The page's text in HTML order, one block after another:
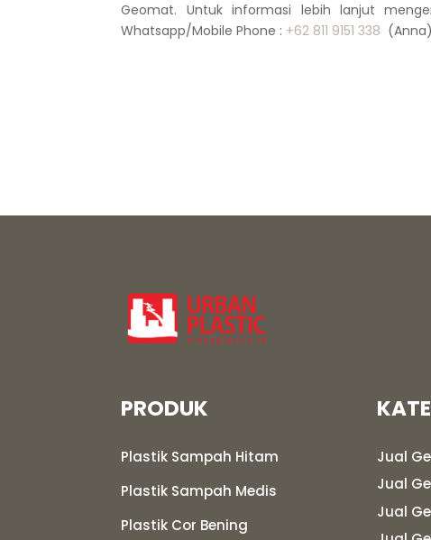
Geomat. Untuk informasi lebih lanjut
Whatsapp/Mobile Phone : +62 811 9151 338
PRODUK
Plastik Sampah Hitam
Plastik Sampah Medis
Plastik Cor Bening
Jual
Jual
Jual